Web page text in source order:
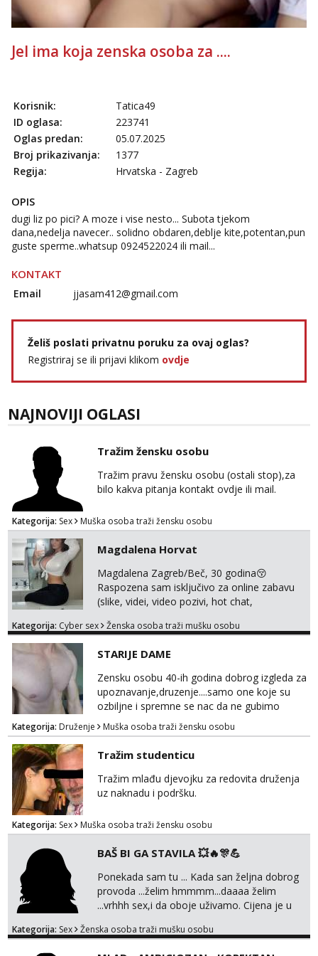
Jel ima koja zenska osoba za ....
Korisnik:
Tatica49
ID oglasa:
223741
Oglas predan:
05.07.2025
Broj prikazivanja:
1377
Regija:
Hrvatska - Zagreb
OPIS
dugi liz po pici? A moze i vise nesto... Subota tjekom
dana,nedelja navecer.. solidno obdaren,deblje kite,potentan,pun
guste sperme..whatsup 0924522024 ili mail...
KONTAKT
Email jjasam412@gmail.com
Želiš poslati privatnu poruku za ovaj oglas?
Registriraj se ili prijavi klikom ovdje
NAJNOVIJI OGLASI
Tražim žensku osobu
Tražim pravu žensku osobu (ostali stop),za
bilo kakva pitanja kontakt ovdje ili mail.
Kategorija: Sex Muška osoba traži žensku osobu
Magdalena Horvat
Magdalena Zagreb/Beč, 30 godina😚
Raspozena sam isključivo za online zabavu
(slike, videi, video pozivi, hot chat,
oglasu su MOJE❗ Instagram:
TELEGRAM: @MagdalenaMagy 👈
(ODGOVARAM JAKO BRZO TU I TU PISITE
AKO STE ZA ZABAVU)🔥 Moguće
verifkovanje prije zabave✅ JAVI MI SE I
ISPUNI SVOJE NAJVECE FANTAZIJE😈 CEKA...
Kategorija: Cyber sex Ženska osoba traži mušku osobu
STARIJE DAME
Zensku osobu 40-ih godina dobrog izgleda za
upoznavanje,druzenje....samo one koje su
ozbiljne i spremne se nac da ne gubimo
vrijeme!
Kategorija: Druženje Muška osoba traži žensku osobu
Tražim studenticu
Tražim mlađu djevojku za redovita druženja
uz naknadu i podršku.
Kategorija: Sex Muška osoba traži žensku osobu
BAŠ BI GA STAVILA 💥🔥🎊💪
Ponekada sam tu ... Kada san željna dobrog
provoda ...želim hmmmm...daaaa želim
...vrhhh sex,i da oboje uživamo. Cijena je u
Procjeni jesi li ti taj .?! Ja bi jednog ali
Kategorija: Sex Ženska osoba traži mušku osobu